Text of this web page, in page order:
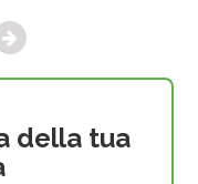
della tua